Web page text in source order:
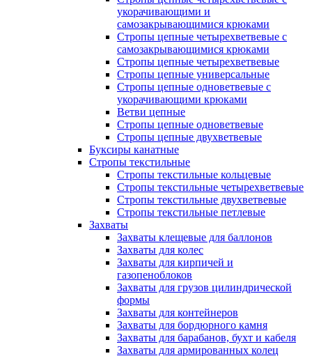
укорачивающими и
самозакрывающимися крюками
Стропы цепные четырехветвевые с
самозакрывающимися крюками
Стропы цепные четырехветвевые
Стропы цепные универсальные
Стропы цепные одноветвевые с
укорачивающими крюками
Ветви цепные
Стропы цепные одноветвевые
Стропы цепные двухветвевые
Буксиры канатные
Стропы текстильные
Стропы текстильные кольцевые
Стропы текстильные четырехветвевые
Стропы текстильные двухветвевые
Стропы текстильные петлевые
Захваты
Захваты клещевые для баллонов
Захваты для колес
Захваты для кирпичей и
газопеноблоков
Захваты для грузов цилиндрической
формы
Захваты для контейнеров
Захваты для бордюрного камня
Захваты для барабанов, бухт и кабеля
Захваты для армированных колец